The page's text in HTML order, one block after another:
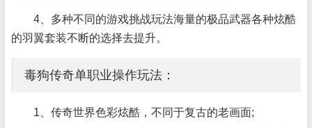
4、多种不同的游戏挑战玩法海量的极品武器各种炫酷
的羽翼套装不断的选择去提升。
毒狗传奇单职业操作玩法：
1、传奇世界色彩炫酷，不同于复古的老画面;